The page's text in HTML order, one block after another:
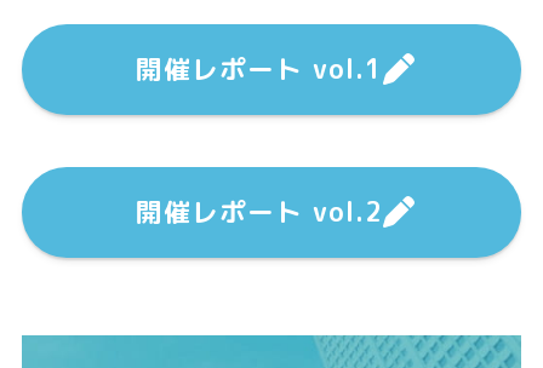
開催レポート vol.1
開催レポート vol.2